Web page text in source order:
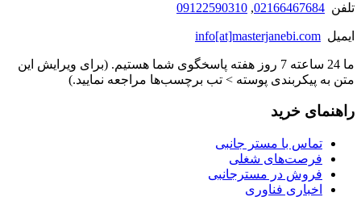
تلفن 02166467684
,
09122590310
ایمیل info[at]masterjanebi.com
ما 24 ساعته 7 روز هفته پاسخگوی شما هستیم. (برای ویرایش این
متن به پیکربندی پوسته > تب برچسب‌ها مراجعه نمایید.)
راهنمای خرید
تماس با مستر جانبی
فرصت‌های شغلی
فروش در مسترجانبی
اخباری فناوری